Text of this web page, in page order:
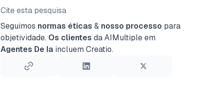
Cite esta pesquisa
Seguimos normas éticas & nosso processo para
objetividade. Os clientes da AIMultiple em
Agentes De Iaincluem Creatio.